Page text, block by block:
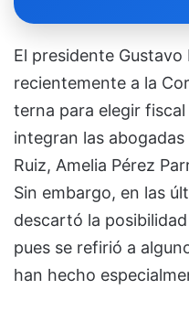
El presidente
recientemente a la
terna para elegir
integran las
Ruiz, Amelia Pérez
Sin embargo, en las
descartó la
pues se refirió a
han hecho